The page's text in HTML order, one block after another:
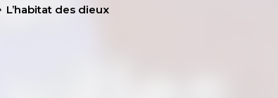
L’habitat des dieux